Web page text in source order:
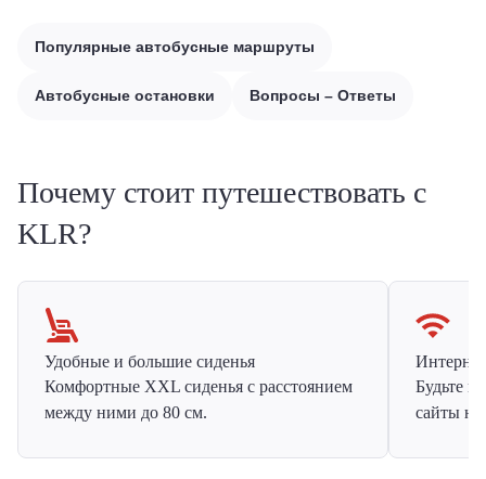
Популярные автобусные маршруты
Автобусные остановки Вопросы – Ответы
Почему стоит путешествовать с
KLR?
Удобные и большие сиденья
Комфортные XXL сиденья с расстоянием
между ними до 80 см.
Будьте
сайты на